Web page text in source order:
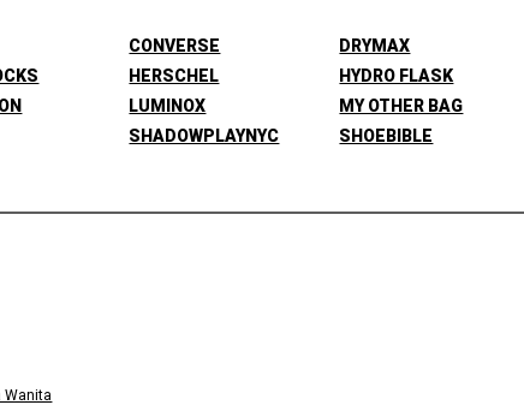
CONVERSE DRYMAX
HERSCHEL HYDRO FLASK
LUMINOX MY OTHER BAG
SHADOWPLAYNYC SHOEBIBLE
Wanita